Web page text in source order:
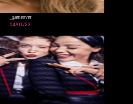
_gameover
14/01/23